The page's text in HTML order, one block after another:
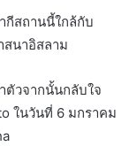
กีสถานนี้ใกล้กับ
นาอิสลาม
ตัวจากนั้นกลับใจ
ในวันที่ 6 มกราคม